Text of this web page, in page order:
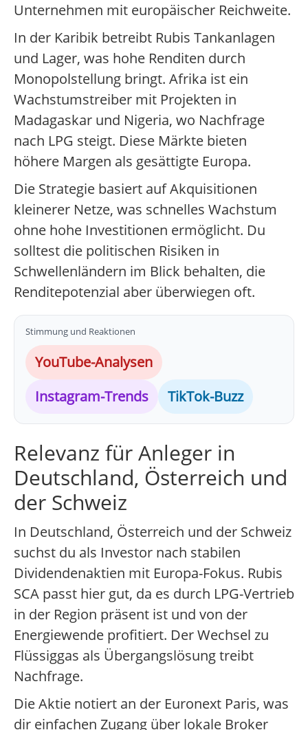
Unternehmen mit europäischer Reichweite.
In der Karibik betreibt Rubis Tankanlagen
und Lager, was hohe Renditen durch
Monopolstellung bringt. Afrika ist ein
Wachstumstreiber mit Projekten in
Madagaskar und Nigeria, wo Nachfrage
nach LPG steigt. Diese Märkte bieten
höhere Margen als gesättigte Europa.
Die Strategie basiert auf Akquisitionen
kleinerer Netze, was schnelles Wachstum
ohne hohe Investitionen ermöglicht. Du
solltest die politischen Risiken in
Schwellenländern im Blick behalten, die
Renditepotenzial aber überwiegen oft.
Stimmung und Reaktionen
YouTube-Analysen
Instagram-Trends
TikTok-Buzz
Relevanz für Anleger in
Deutschland, Österreich und
der Schweiz
In Deutschland, Österreich und der Schweiz
suchst du als Investor nach stabilen
Dividendenaktien mit Europa-Fokus. Rubis
SCA passt hier gut, da es durch LPG-Vertrieb
in der Region präsent ist und von der
Energiewende profitiert. Der Wechsel zu
Flüssiggas als Übergangslösung treibt
Nachfrage.
Die Aktie notiert an der Euronext Paris, was
dir einfachen Zugang über lokale Broker